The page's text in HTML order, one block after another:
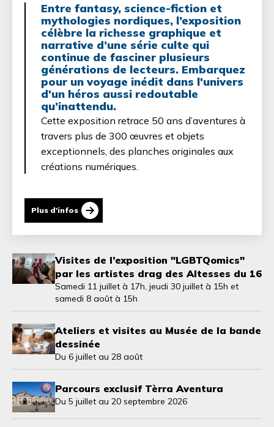
Entre fantasy, science-fiction et
mythologies nordiques, l’exposition
célèbre la richesse graphique et
narrative d’une série culte qui
continue de fasciner plusieurs
générations de lecteurs. Embarquez
pour un voyage inédit dans l'univers
d'un héros aussi redoutable
qu’inattendu.
Cette exposition retrace 50 ans d’aventures à
travers plus de 300 œuvres et objets
exceptionnels, des planches originales aux
créations numériques.
Plus d'infos
Samedi 11 juillet à 17h, jeudi 30 juillet à 15h et
samedi 8 août à 15h
Visites de l’exposition "LGBTQomics"
par les artistes drag des Altesses du 16
Du 6 juillet au 28 août
Ateliers et visites au Musée de la bande
dessinée
Du 5 juillet au 20 septembre 2026
Parcours exclusif Tèrra Aventura